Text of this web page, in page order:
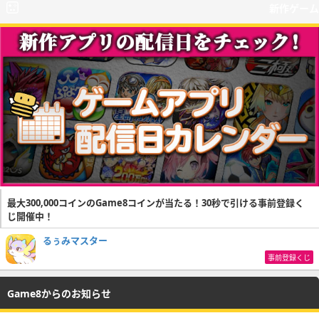
最大300,000コインのGame8コインが当たる！30秒で引ける事前登録く
じ開催中！
るぅみマスター
事前登録くじ
Game8からのお知らせ